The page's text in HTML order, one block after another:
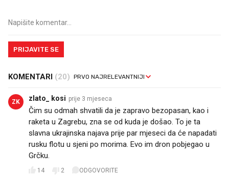
PRIJAVITE SE
KOMENTARI (20)
ZK zlato_ kosi prije 3 mjeseca
Čim su odmah shvatili da je zapravo bezopasan, kao i
raketa u Zagrebu, zna se od kuda je došao. To je ta
slavna ukrajinska najava prije par mjeseci da će napadati
rusku flotu u sjeni po morima. Evo im dron pobjegao u
Grčku.
14 2 ODGOVORITE